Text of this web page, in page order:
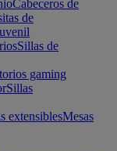
Cabeceros de
de
Sillas de
gaming
Sillas
extensiblesMesas